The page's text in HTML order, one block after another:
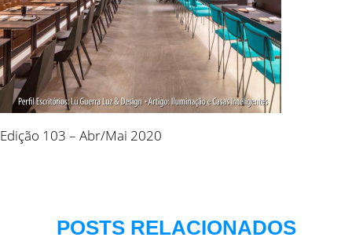
Edição 103 – Abr/Mai 2020
POSTS RELACIONADOS